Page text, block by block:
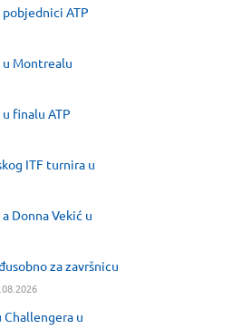
ATP
Montrealu
finalu ATP
ITF turnira u
Donna Vekić u
za završnicu
u